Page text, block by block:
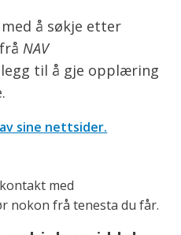
å søkje etter
fråNAV
til å gje opplæring
sine nettsider.
med
nokon frå tenesta du får.